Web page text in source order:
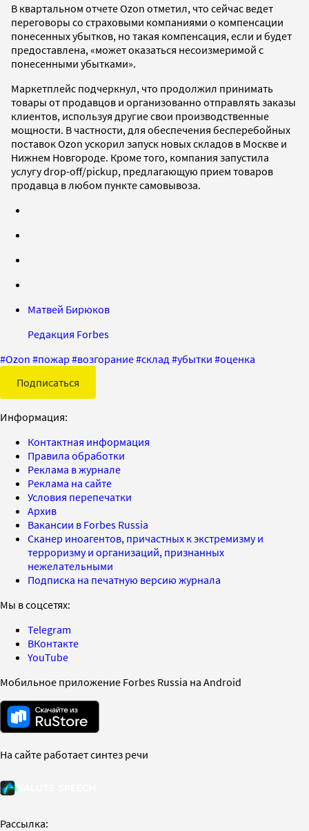
В квартальном отчете Ozon отметил, что сейчас ведет
переговоры со страховыми компаниями о компенсации
понесенных убытков, но такая компенсация, если и будет
предоставлена, «может оказаться несоизмеримой с
понесенными убытками».
Маркетплейс подчеркнул, что продолжил принимать
товары от продавцов и организованно отправлять заказы
клиентов, используя другие свои производственные
мощности. В частности, для обеспечения бесперебойных
поставок Ozon ускорил запуск новых складов в Москве и
Нижнем Новгороде. Кроме того, компания запустила
услугу drop-off/pickup, предлагающую прием товаров
продавца в любом пункте самовывоза.
Матвей Бирюков
Редакция Forbes
#Ozon #пожар #возгорание#склад #убытки #оценка
Подписаться
Информация:
Контактная информация
Правила обработки
Реклама в журнале
Реклама на сайте
Условия перепечатки
Архив
Вакансии в Forbes Russia
Сканер иноагентов, причастных к экстремизму и
терроризму и организаций, признанных
нежелательными
Подписка на печатную версию журнала
Мы в соцсетях:
Telegram
ВКонтакте
YouTube
Мобильное приложение Forbes Russia на Android
На сайте работает синтез речи
Рассылка: